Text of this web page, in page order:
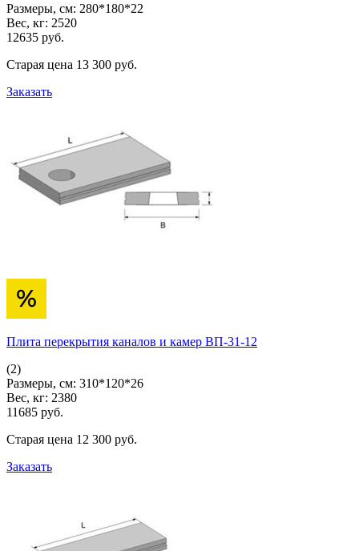
Размеры, см: 280*180*22
Вес, кг: 2520
12635 pуб.
Старая цена 13 300 pуб.
Заказать
Плита перекрытия каналов и камер ВП-31-12
(2)
Размеры, см: 310*120*26
Вес, кг: 2380
11685 pуб.
Старая цена 12 300 pуб.
Заказать